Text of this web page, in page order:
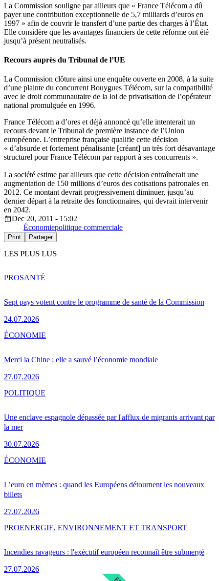
La Commission souligne par ailleurs que « France Télécom a dû
payer une contribution exceptionnelle de 5,7 milliards d’euros en
1997 » afin de couvrir le transfert d’une partie des charges à l’État.
Elle considère que les avantages financiers de cette réforme ont été
jusqu’à présent neutralisés.
Recours auprès du Tribunal de l’UE
La Commission clôture ainsi une enquête ouverte en 2008, à la suite
d’une plainte du concurrent Bouygues Télécom, sur la compatibilité
avec le droit communautaire de la loi de privatisation de l’opérateur
national promulguée en 1996.
France Télécom a d’ores et déjà annoncé qu’elle intenterait un
recours devant le Tribunal de première instance de l’Union
européenne. L’entreprise française qualifie cette décision
« d’absurde et fortement pénalisante [créant] un très fort désavantage
structurel pour France Télécom par rapport à ses concurrents ».
La société estime par ailleurs que cette décision entraînerait une
augmentation de 150 millions d’euros des cotisations patronales en
2012. Ce montant devrait progressivement diminuer, jusqu’au
dernier départ à la retraite des fonctionnaires, qui devrait intervenir
en 2042.
Dec 20, 2011 - 15:02
Économiepolitique commerciale
Print Partager
LES PLUS LUS
Sept pays votent contre le programme de santé de la Commission
24.07.2026
PROSANTÉ
Merci la Chine : elle a sauvé l’économie mondiale
27.07.2026
ÉCONOMIE
Une enclave espagnole dépassée par l'afflux de migrants arrivant par
la mer
30.07.2026
POLITIQUE
L’euro en mèmes : quand les Européens détournent les nouveaux
billets
27.07.2026
ÉCONOMIE
Incendies ravageurs : l'exécutif européen reconnaît être submergé
27.07.2026
PROENERGIE, ENVIRONNEMENT ET TRANSPORT